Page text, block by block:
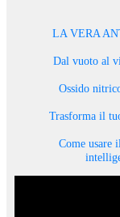
LA VERA
Dal vuoto al
Ossido
Trasforma il
Come usare